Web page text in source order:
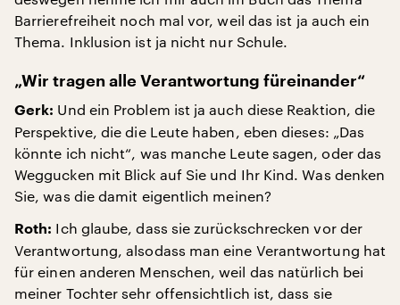
Barrierefreiheit noch mal vor, weil das ist ja auch ein
Thema. Inklusion ist ja nicht nur Schule.
„Wir tragen alle Verantwortung füreinander“
Gerk: Und ein Problem ist ja auch diese Reaktion, die
Perspektive, die die Leute haben, eben dieses: „Das
könnte ich nicht“, was manche Leute sagen, oder das
Weggucken mit Blick auf Sie und Ihr Kind. Was denken
Sie, was die damit eigentlich meinen?
Roth: Ich glaube, dass sie zurückschrecken vor der
Verantwortung, alsodass man eine Verantwortung hat
für einen anderen Menschen, weil das natürlich bei
meiner Tochter sehr offensichtlich ist, dass sie